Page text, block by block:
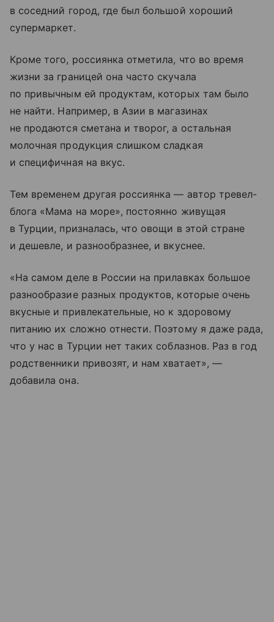
в соседний город, где был большой хороший
супермаркет.
Кроме того, россиянка отметила, что во время
жизни за границей она часто скучала
по привычным ей продуктам, которых там было
не найти. Например, в Азии в магазинах
не продаются сметана и творог, а остальная
молочная продукция слишком сладкая
и специфичная на вкус.
Тем временем другая россиянка — автор тревел-
блога «Мама на море», постоянно живущая
в Турции, призналась, что овощи в этой стране
и дешевле, и разнообразнее, и вкуснее.
«На самом деле в России на прилавках большое
разнообразие разных продуктов, которые очень
вкусные и привлекательные, но к здоровому
питанию их сложно отнести. Поэтому я даже рада,
что у нас в Турции нет таких соблазнов. Раз в год
родственники привозят, и нам хватает», —
добавила она.